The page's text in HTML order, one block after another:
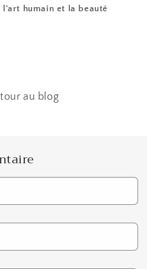
humain et la beauté
au blog